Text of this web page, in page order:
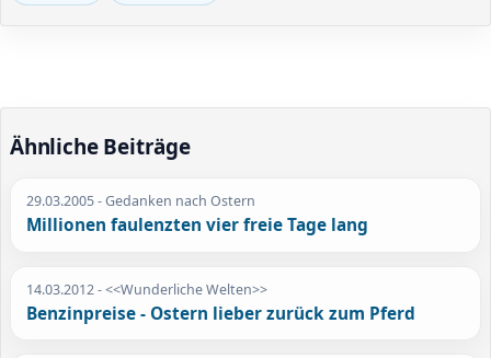
Ähnliche Beiträge
29.03.2005- Gedanken nach Ostern
Millionen faulenzten vier freie Tage lang
14.03.2012- <<Wunderliche Welten>>
Benzinpreise - Ostern lieber zurück zum Pferd